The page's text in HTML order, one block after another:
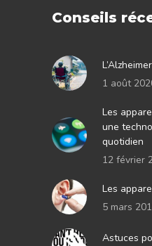
Conseils
1 août
Les
une
quotidien
12 février
Les
5 mars
Astuces